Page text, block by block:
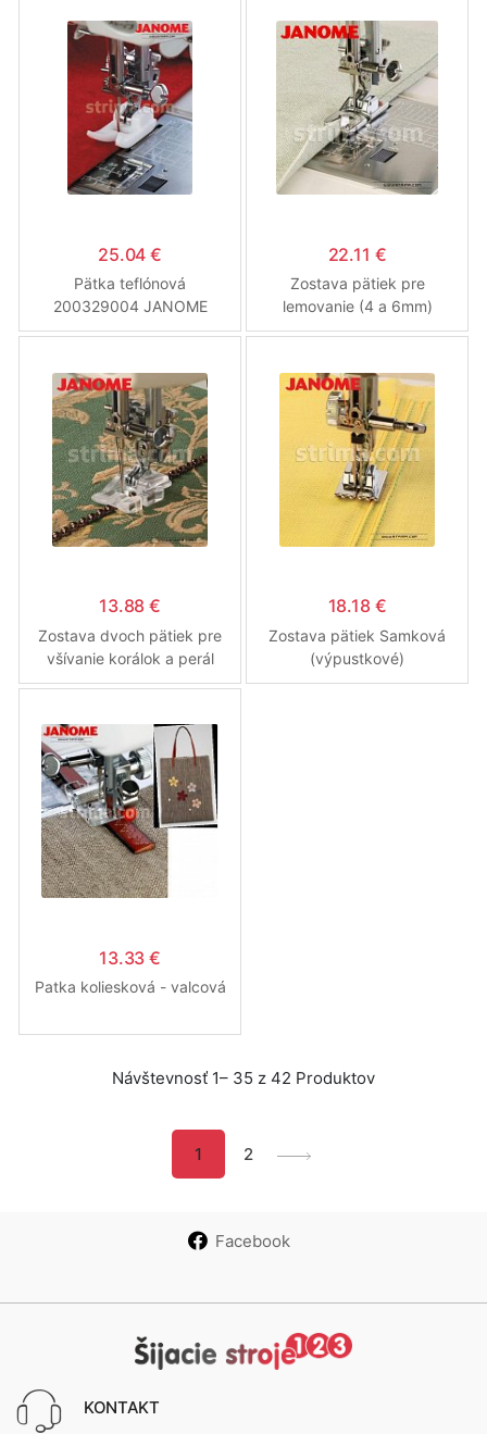
25.04 €
Pätka teflónová
200329004 JANOME
22.11 €
Zostava pätiek pre
lemovanie (4 a 6mm)
13.88 €
Zostava dvoch pätiek pre
všívanie korálok a perál
18.18 €
Zostava pätiek Samková
(výpustkové)
13.33 €
Patka koliesková - valcová
Návštevnosť 1– 35 z 42 Produktov
1 2
Facebook
KONTAKT